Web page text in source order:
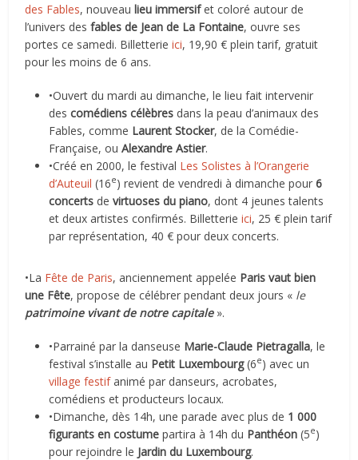
des Fables, nouveaulieu immersifet coloré autour de
l’univers desfables de Jean de La Fontaine, ouvre ses
portes ce samedi. Billetterieici, 19,90 € plein tarif, gratuit
pour les moins de 6 ans.
•Ouvert du mardi au dimanche, le lieu fait intervenir
des comédiens célèbres dans la peau d’animaux des
Fables, comme Laurent Stocker, de la Comédie-
Française, ouAlexandre Astier.
•Créé en 2000, le festival Les Solistes à l’Orangerie
d’Auteuil (16e) revient de vendredi à dimanche pour6
concerts de virtuoses du piano, dont 4 jeunes talents
et deux artistes confirmés. Billetterieici, 25 € plein tarif
par représentation, 40 € pour deux concerts.
•La Fête de Paris, anciennement appelée Paris vaut bien
une Fête, propose de célébrer pendant deux jours « le
patrimoine vivant de notre capitale».
•Parrainé par la danseuse Marie-Claude Pietragalla, le
festival s’installe au Petit Luxembourg(6e) avec un
village festifanimé par danseurs, acrobates,
comédiens et producteurs locaux.
•Dimanche, dès 14h, une parade avec plus de 1 000
figurants en costumepartira à 14h du Panthéon (5e)
pour rejoindre le Jardin du Luxembourg.